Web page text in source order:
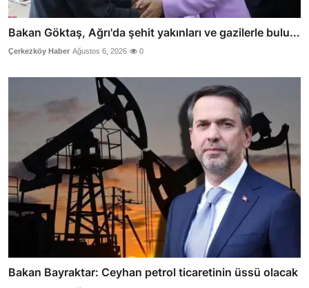
Bakan Göktaş, Ağrı'da şehit yakınları ve gazilerle bulu...
Çerkezköy Haber Ağustos 6, 2026 0
Bakan Bayraktar: Ceyhan petrol ticaretinin üssü olacak